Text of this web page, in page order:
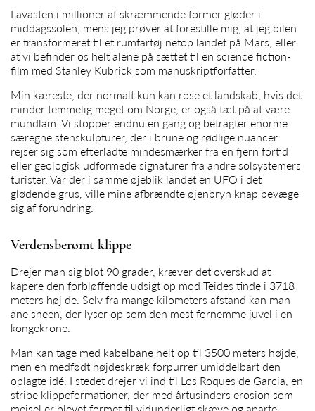
Lavasten i millioner af skræmmende former gløder i
middagssolen, mens jeg prøver at forestille mig, at jeg bilen
er transformeret til et rumfartøj netop landet på Mars, eller
at vi befinder os helt alene på sættet til en science fiction-
film med Stanley Kubrick som manuskriptforfatter.
Min kæreste, der normalt kun kan rose et landskab, hvis det
minder temmelig meget om Norge, er også tæt på at være
mundlam. Vi stopper endnu en gang og betragter enorme
særegne stenskulpturer, der i brune og rødlige nuancer
rejser sig som efterladte mindesmærker fra en fjern fortid
eller geologisk udformede signaturer fra andre solsystemers
turister. Var der i samme øjeblik landet en UFO i det
glødende grus, ville mine afbrændte øjenbryn knap bevæge
sig af forundring.
Verdensberømt klippe
Drejer man sig blot 90 grader, kræver det overskud at
kapere den forbløffende udsigt op mod Teides tinde i 3718
meters høj de. Selv fra mange kilometers afstand kan man
ane sneen, der lyser op som den mest fornemme juvel i en
kongekrone.
Man kan tage med kabelbane helt op til 3500 meters højde,
men en medfødt højdeskræk forpurrer umiddelbart den
oplagte idé. I stedet drejer vi ind til Los Roques de Garcia, en
stribe klippeformationer, der med årtusinders erosion som